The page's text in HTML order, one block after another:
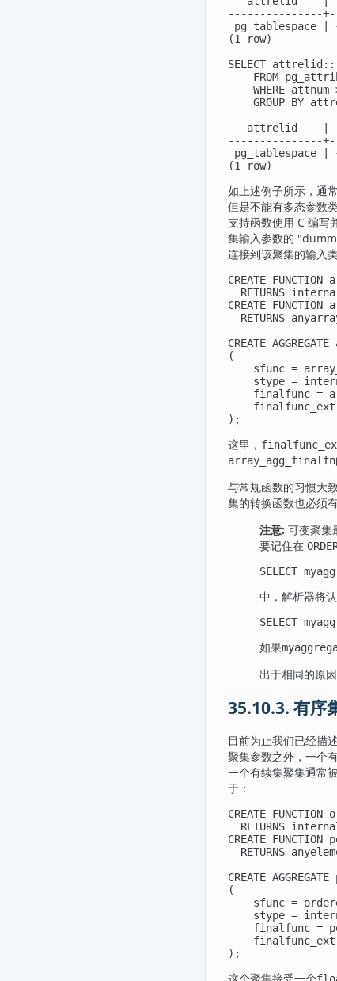
---------------
pg_tablespace |
(1 row)
SELECT
FROM
WHERE attnum
GROUP BY
attrelid
---------------
pg_tablespace
(1 row)
如上述例子所示，通
但是不能有多态参数
支持函数使用 C 编写
集输入参数的
连接到该聚集的输入
CREATE
RETURNS
CREATE
RETURNS
CREATE
(
sfunc =
stype =
finalfunc =
);
这里，
array_agg_finalfn
与常规函数的习惯大
集的转换函数也必须
注意: 可变聚集
要记住在
SELECT
中，解析器将
SELECT
如果
出于相同的原
35.10.3. 有序
目前为止我们已经描
聚集参数之外，一个
一个有续集聚集通常
于：
CREATE
RETURNS
CREATE
RETURNS
CREATE
(
sfunc =
stype =
finalfunc =
);